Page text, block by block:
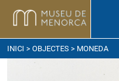
arribar
INICI > OBJECTES > MONEDA